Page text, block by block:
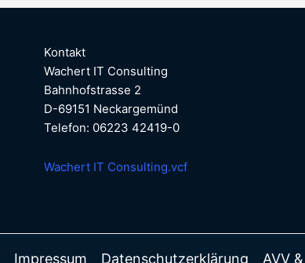
Kontakt
Wachert IT Consulting
Bahnhofstrasse 2
D-69151 Neckargemünd
Telefon: 06223 42419-0
Wachert IT Consulting.vcf
Impressum Datenschutzerklärung AVV